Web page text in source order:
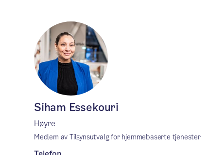
Siham Essekouri
Høyre
Medlem av Tilsynsutvalg for hjemmebaserte tjenester